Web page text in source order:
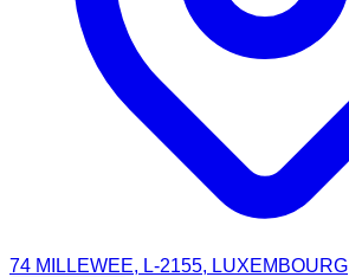
74 MILLEWEE, L-2155, LUXEMBOURG